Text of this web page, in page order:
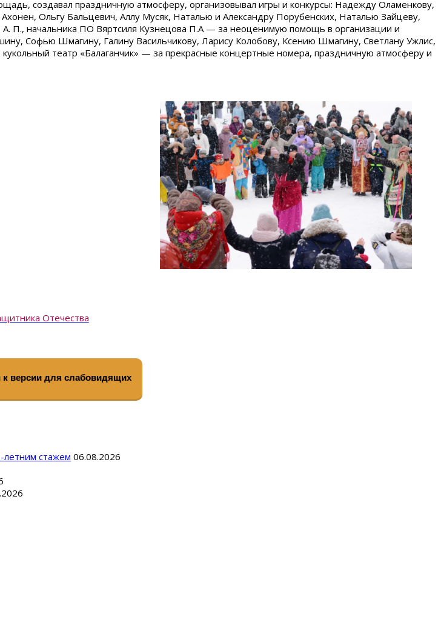
создавал праздничную атмосферу, организовывал игры и конкурсы: Надежду Оламенкову,
Ольгу Бальцевич, Аллу Мусяк, Наталью и Александру Порубенских, Наталью Зайцеву,
П., начальника ПО Вяртсиля Кузнецова П.А — за неоценимую помощь в организации и
Софью Шмагину, Галину Васильчикову, Ларису Колобову, Ксению Шмагину, Светлану Ужлис,
театр «Балаганчик» — за прекрасные концертные номера, праздничную атмосферу и
Отечества
к версии для слабовидящих
летним стажем 06.08.2026